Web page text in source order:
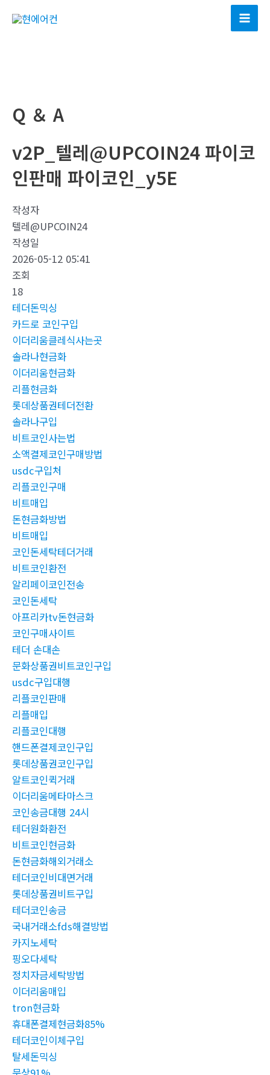
Main
Q ＆ A
v2P_텔레@UPCOIN24 파이코
인판매 파이코인_y5E
작성자
텔레@UPCOIN24
작성일
2026-05-12 05:41
조회
18
테더돈믹싱
카드로 코인구입
이더리움클레식사는곳
솔라나현금화
이더리움현금화
리플현금화
롯데상품권테더전환
솔라나구입
비트코인사는법
소액결제코인구매방법
usdc구입처
리플코인구매
비트매입
돈현금화방법
비트매입
코인돈세탁테더거래
비트코인환전
알리페이코인전송
코인돈세탁
아프리카tv돈현금화
코인구매사이트
테더 손대손
문화상품권비트코인구입
usdc구입대행
리플코인판매
리플매입
리플코인대행
핸드폰결제코인구입
롯데상품권코인구입
알트코인퀵거래
이더리움메타마스크
코인송금대행 24시
테더원화환전
비트코인현금화
돈현금화해외거래소
테더코인비대면거래
롯데상품권비트구입
테더코인송금
국내거래소fds해결방법
카지노세탁
핑오다세탁
정치자금세탁방법
이더리움매입
tron현금화
휴대폰결제현금화85%
테더코인이체구입
탈세돈믹싱